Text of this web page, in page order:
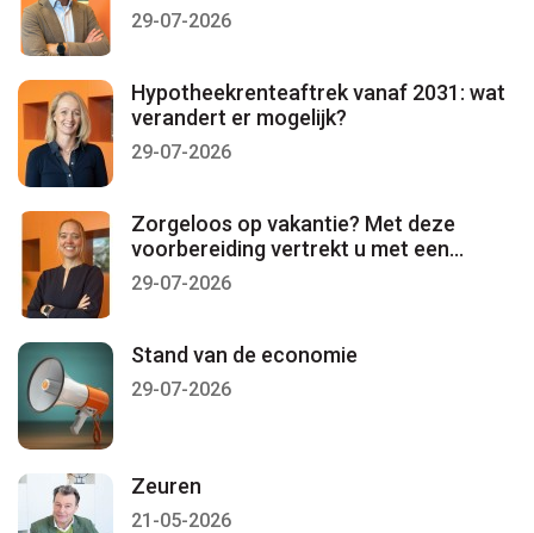
29-07-2026
Hypotheekrenteaftrek vanaf 2031: wat
verandert er mogelijk?
29-07-2026
Zorgeloos op vakantie? Met deze
voorbereiding vertrekt u met een
gerust gevoel
29-07-2026
Stand van de economie
29-07-2026
Zeuren
21-05-2026